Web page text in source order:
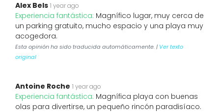
Alex Bels 1 year ago
Experiencia fantástica: Magnífico lugar, muy cerca de
un parking gratuito, mucho espacio y una playa muy
acogedora.
Esta opinión ha sido traducida automáticamente. | Ver texto
original
Antoine Roche 1 year ago
Experiencia fantástica: Magnífica playa con buenas
olas para divertirse, un pequeño rincón paradisíaco.